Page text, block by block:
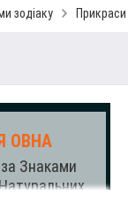
зодіаку
ОВНА
Знаками